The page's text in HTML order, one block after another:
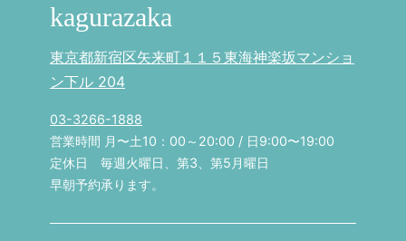
kagurazaka
東京都新宿区矢来町１１５東海神楽坂マンショ
ン下ル 204
03-3266-1888
営業時間 月〜土10：00～20:00 / 日9:00〜19:00
定休日 毎週火曜日、第3、第5月曜日
早朝予約承ります。